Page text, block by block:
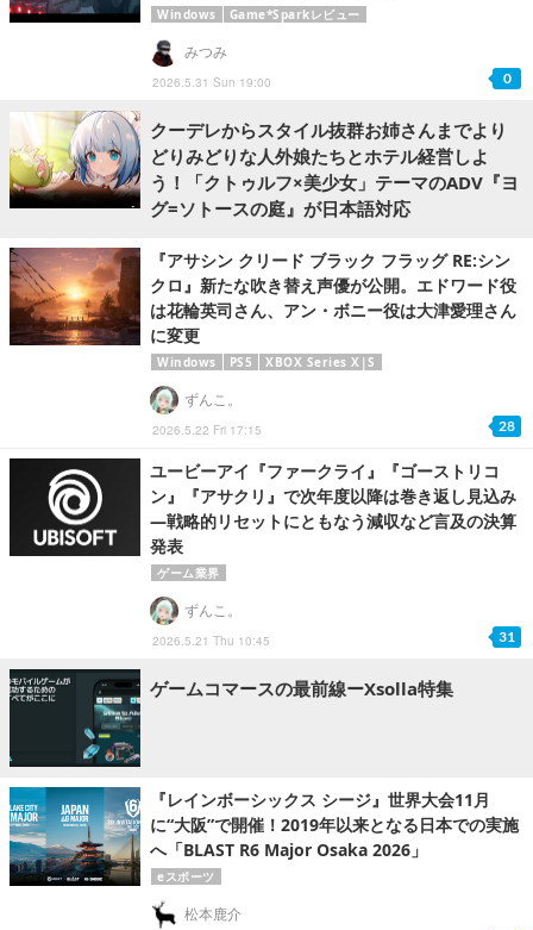
Windows Game*Sparkレビュー
2026.5.31 Sun 19:00
みつみ
0
クーデレからスタイル抜群お姉さんまでより
どりみどりな人外娘たちとホテル経営しよ
う！「クトゥルフ×美少女」テーマのADV『ヨ
グ=ソトースの庭』が日本語対応
『アサシン クリード ブラック フラッグ RE:シン
クロ』新たな吹き替え声優が公開。エドワード役
は花輪英司さん、アン・ボニー役は大津愛理さん
に変更
Windows PS5 XBOX Series X|S
2026.5.22 Fri 17:15
ずんこ。
28
ユービーアイ『ファークライ』『ゴーストリコ
ン』『アサクリ』で次年度以降は巻き返し見込み
―戦略的リセットにともなう減収など言及の決算
発表
ゲーム業界
2026.5.21 Thu 10:45
ずんこ。
31
ゲームコマースの最前線ーXsolla特集
『レインボーシックス シージ』世界大会11月
に“大阪”で開催！2019年以来となる日本での実施
へ「BLAST R6 Major Osaka 2026」
eスポーツ
松本鹿介